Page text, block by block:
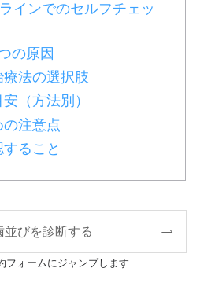
インでのセルフチェッ
の原因
法の選択肢
（方法別）
注意点
ること
並びを診断する
フォームにジャンプします